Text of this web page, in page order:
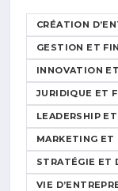
CRÉATION
GESTION ET
INNOVATION
JURIDIQUE ET
LEADERSHIP
MARKETING
STRATÉGIE ET
VIE